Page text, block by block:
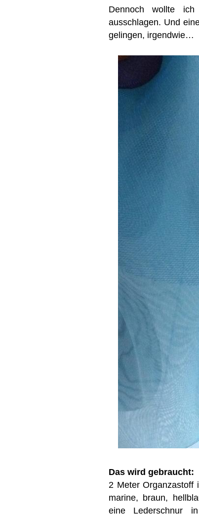
Dennoch wollte
ausschlagen. Und
gelingen, irgendwie…
Das wird gebraucht:
2 Meter Organzastoff
marine, braun,
eine Lederschnur